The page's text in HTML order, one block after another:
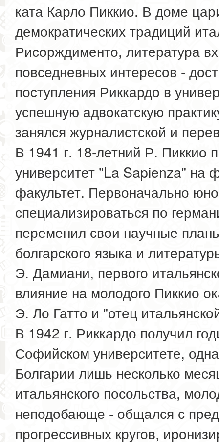
ката Карло Пиккио. В доме
демократических традиций
Рисорждименто, литература
повседневных интересов -
поступления Риккардо в
успешную адвокатскую
занялся журналистской и
В 1941 г. 18-летний Р. Пиккио
университет "La Sapienza" на
факультет. Первоначально
специализироваться по
переменил свои научные
болгарского языка и
Э. Дамиани, первого
влияние на молодого Пиккио
Э. Ло Гатто и "отец
В 1942 г. Риккардо получил
Софийском университете,
Болгарии лишь несколько
итальянского посольства,
неподобающе - общался с
прогрессивных кругов,